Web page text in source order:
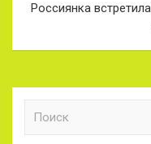
Россиянка